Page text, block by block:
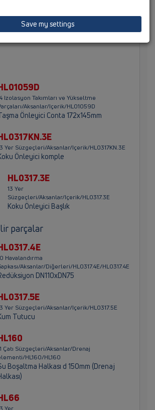
Izolasyon Takımları ve Yükseltme
Aksanlar/Içerik/HL01059D
Önleyici Conta 172x145mm
Yer Süzgeçleri/Aksanlar/Içerik/HL0317KN.3E
Önleyici komple
HL0317.3E
13 Yer
Süzgeçleri/Aksanlar/Içerik/HL0317.3E
Koku Önleyici Başlık
parçalar
Havalandırma
Aksanlar/Diğerleri/HL0317.4E/HL0317.4E
DN110xDN75
Yer Süzgeçleri/Aksanlar/Içerik/HL0317.5E
Tutucu
Çatı Süzgeçleri/Aksanlar/Drenaj
HL160/HL160
Boşaltma Halkası d 150mm (Drenaj
Yer
Save my settings